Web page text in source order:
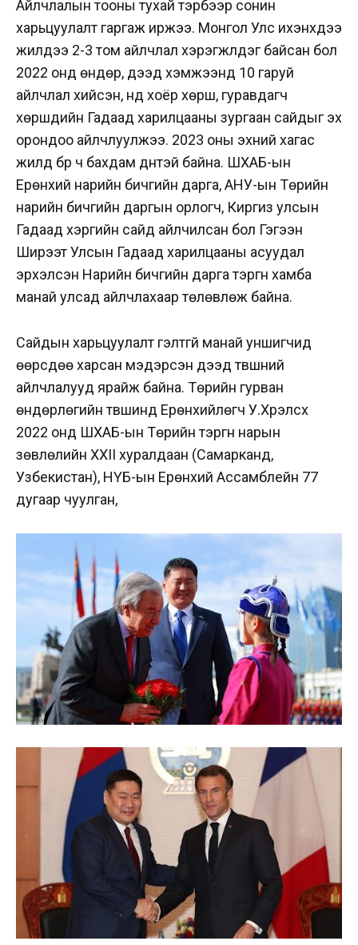
Айлчлалын тооны тухай тэрбээр сонин
харьцуулалт гаргаж иржээ. Монгол Улс ихэнхдээ
жилдээ 2-3 том айлчлал хэрэгжүүлдэг байсан бол
2022 онд өндөр, дээд хэмжээнд 10 гаруй
айлчлал хийсэн, үүнд хоёр хөрш, гуравдагч
хөршүүдийн Гадаад харилцааны зургаан сайдыг эх
орондоо айлчлуулжээ. 2023 оны эхний хагас
жилд бүр ч бахдам дүнтэй байна. ШХАБ-ын
Ерөнхий нарийн бичгийн дарга, АНУ-ын Төрийн
нарийн бичгийн даргын орлогч, Киргиз yлсын
Гадаад хэргийн сайд айлчилсан бол Гэгээн
Ширээт Улсын Гадаад харилцааны асуудал
эрхэлсэн Нарийн бичгийн дарга тэргүүн хамба
манай улсад айлчлахаар төлөвлөж байна.
Сайдын харьцуулалт гэлтгүй манай уншигчид
өөрсдөө харсан мэдэрсэн дээд түвшний
айлчлалууд ярайж байна. Төрийн гурван
өндөрлөгийн түвшинд Ерөнхийлөгч У.Хүрэлсүх
2022 онд ШХАБ-ын Төрийн тэргүүн нарын
зөвлөлийн XXII хуралдаан (Самарканд,
Узбекистан), НҮБ-ын Ерөнхий Ассамблейн 77
дугаар чуулган,